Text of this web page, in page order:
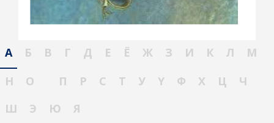
А Б В Г Д Е Ё Ж З И К Л
М
Н
О П Р С Т У Ү Ф Х Ц
Ч
Ш
Э Ю Я